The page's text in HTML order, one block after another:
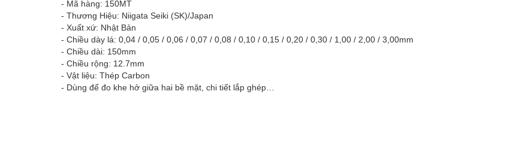
- Mã hàng: 150MT
- Thương Hiệu: Niigata Seiki (SK)/Japan
- Xuất xứ: Nhật Bản
- Chiều dày lá: 0,04 / 0,05 / 0,06 / 0,07 / 0,08 / 0,10 / 0,15 / 0,20 / 0,30 / 1,00 / 2,00 / 3,00mm
- Chiều dài: 150mm
- Chiều rộng: 12.7mm
- Vật liệu: Thép Carbon
- Dùng để đo khe hở giữa hai bề mặt, chi tiết lắp ghép…